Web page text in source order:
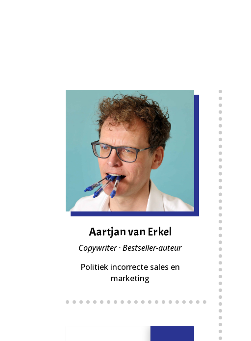
Aartjan van Erkel
Copywriter · Bestseller-auteur
Politiek incorrecte sales en
marketing